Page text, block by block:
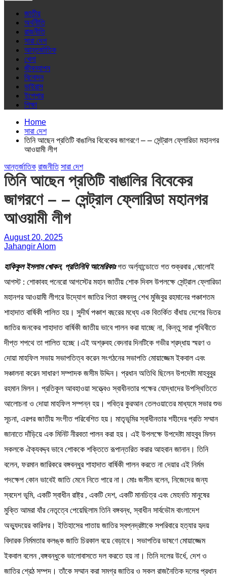
জাতীয়
অর্থনীতি
রাজনীতি
সারা দেশ
আন্তর্জাতিক
খেলা
জীবনযাপন
বিনোদন
ভাইরাস
ইপেপার
শিক্ষা
Home
সারা দেশ
তিনি আছেন প্রতিটি বাঙালির বিবেকের জাগরণে – – সেন্ট্রাল ফ্লোরিডা মহানগর
আওয়ামী লীগ
আন্তর্জাতিক রাজনীতি সারা দেশ
তিনি আছেন প্রতিটি বাঙালির বিবেকের
জাগরণে – – সেন্ট্রাল ফ্লোরিডা মহানগর
আওয়ামী লীগ
August 20, 2025
Jahangir Alom
হাকিকুল ইসলাম খোকন, প্রতিনিধি আমেরিকাঃগত অর্ল্যান্ডোতে গত শুক্রবার ,ষোলোই
আগস্ট : শোকাবহ পনেরো আগস্টের মহান জাতীয় শোক দিবস উপলক্ষে সেন্ট্রাল ফ্লোরিডা
মহানগর আওয়ামী লীগরে উদ্যোগ জাতির পিতা বঙ্গবন্ধু শেখ মুজিবুর রহমানের পঞ্চাশতম
শাহাদাত বার্ষিকী পালিত হয়। সুদীর্ঘ পঞ্চাশ বছরের মধ্যে এক বিতর্কিত বাঁধায় দেশের ভিতর
জাতির জনকের শাহাদাত বার্ষিকী জাতীয় ভাবে পালন করা যাচ্ছে না, কিন্তু সারা পৃথিবীতে
দীপ্ত শপথে তা পালিত হচ্ছে।এই অশ্রুবহ বেদনার দিনটিকে গভীর শ্রদ্ধায় স্মরণ ও
দোয়া মাহফিল সভায় সভাপতিত্ব করেন সংগঠনের সভাপতি মোয়াজ্জেম ইকবাল এবং
সঞ্চালনা করেন সাধারণ সম্পাদক জসীম উদ্দিন। প্রধান অতিথি ছিলেন উপদেষ্টা মাহবুবুর
রহমান মিলন। প্রতিকূল আবহাওয়া সত্ত্বেও স্বাধীনতার পক্ষের যোদ্ধাদের উপস্থিতিতে
আলোচনা ও দোয়া মাহফিল সম্পন্ন হয়। পবিত্র কুরআন তেলওয়াতের মাধ্যমে সভার শুভ
সূচনা, এরপর জাতীয় সংগীত পরিবেশিত হয়। মাতৃভূমির স্বাধীনতার শহীদের প্রতি সম্মান
জানাতে দাঁড়িয়ে এক মিনিট নীরবতা পালন করা হয়। এই উপলক্ষে উপদেষ্টা মাহবুব মিলন
সকলকে ঐক্যবদ্দ্ব ভাবে শোককে শক্তিতে রূপান্তরিত করার আহবান জানান। তিনি
বলেন, ফরমান জারিকরে বঙ্গবন্ধুর শাহাদাত বার্ষিকী পালন করতে না দেয়ার এই নির্মম
পদক্ষেপ কোন ভাবেই জাতি মেনে নিতে পারে না। মোঃ জসীম বলেন, নিজেদের জন্য
স্বদেশ ভূমি, একটি স্বাধীন রাষ্ট্র , একটি দেশ, একটি মানচিত্র এবং মেহনতি মানুষের
মুক্তি আমরা যাঁর নেতৃত্বে পেয়েছিলাম তিনি বঙ্গবন্ধ, স্বাধীন সার্বভৌম বাংলাদেশ
অভ্যুদয়ের কারিগর। ইতিহাসের পাতায় জাতির স্বপ্নদ্রষ্টাকে সপরিবারে হত্যার হৃদয়
বিদারক নির্মমতার কলঙ্ক জাতি চিরকাল বয়ে বেড়াবে। সভাপতির ভাষণে মোয়াজ্জেম
ইকবাল বলেন ,বঙ্গবন্ধুকে ভালোবাসতে দল করতে হয় না। তিনি দলের উর্ধে, দেশ ও
জাতির শ্রেঠ সম্পদ। তাঁকে সম্মান করা সমগ্র জাতির ও সকল রাজনৈতিক দলের প্রধান